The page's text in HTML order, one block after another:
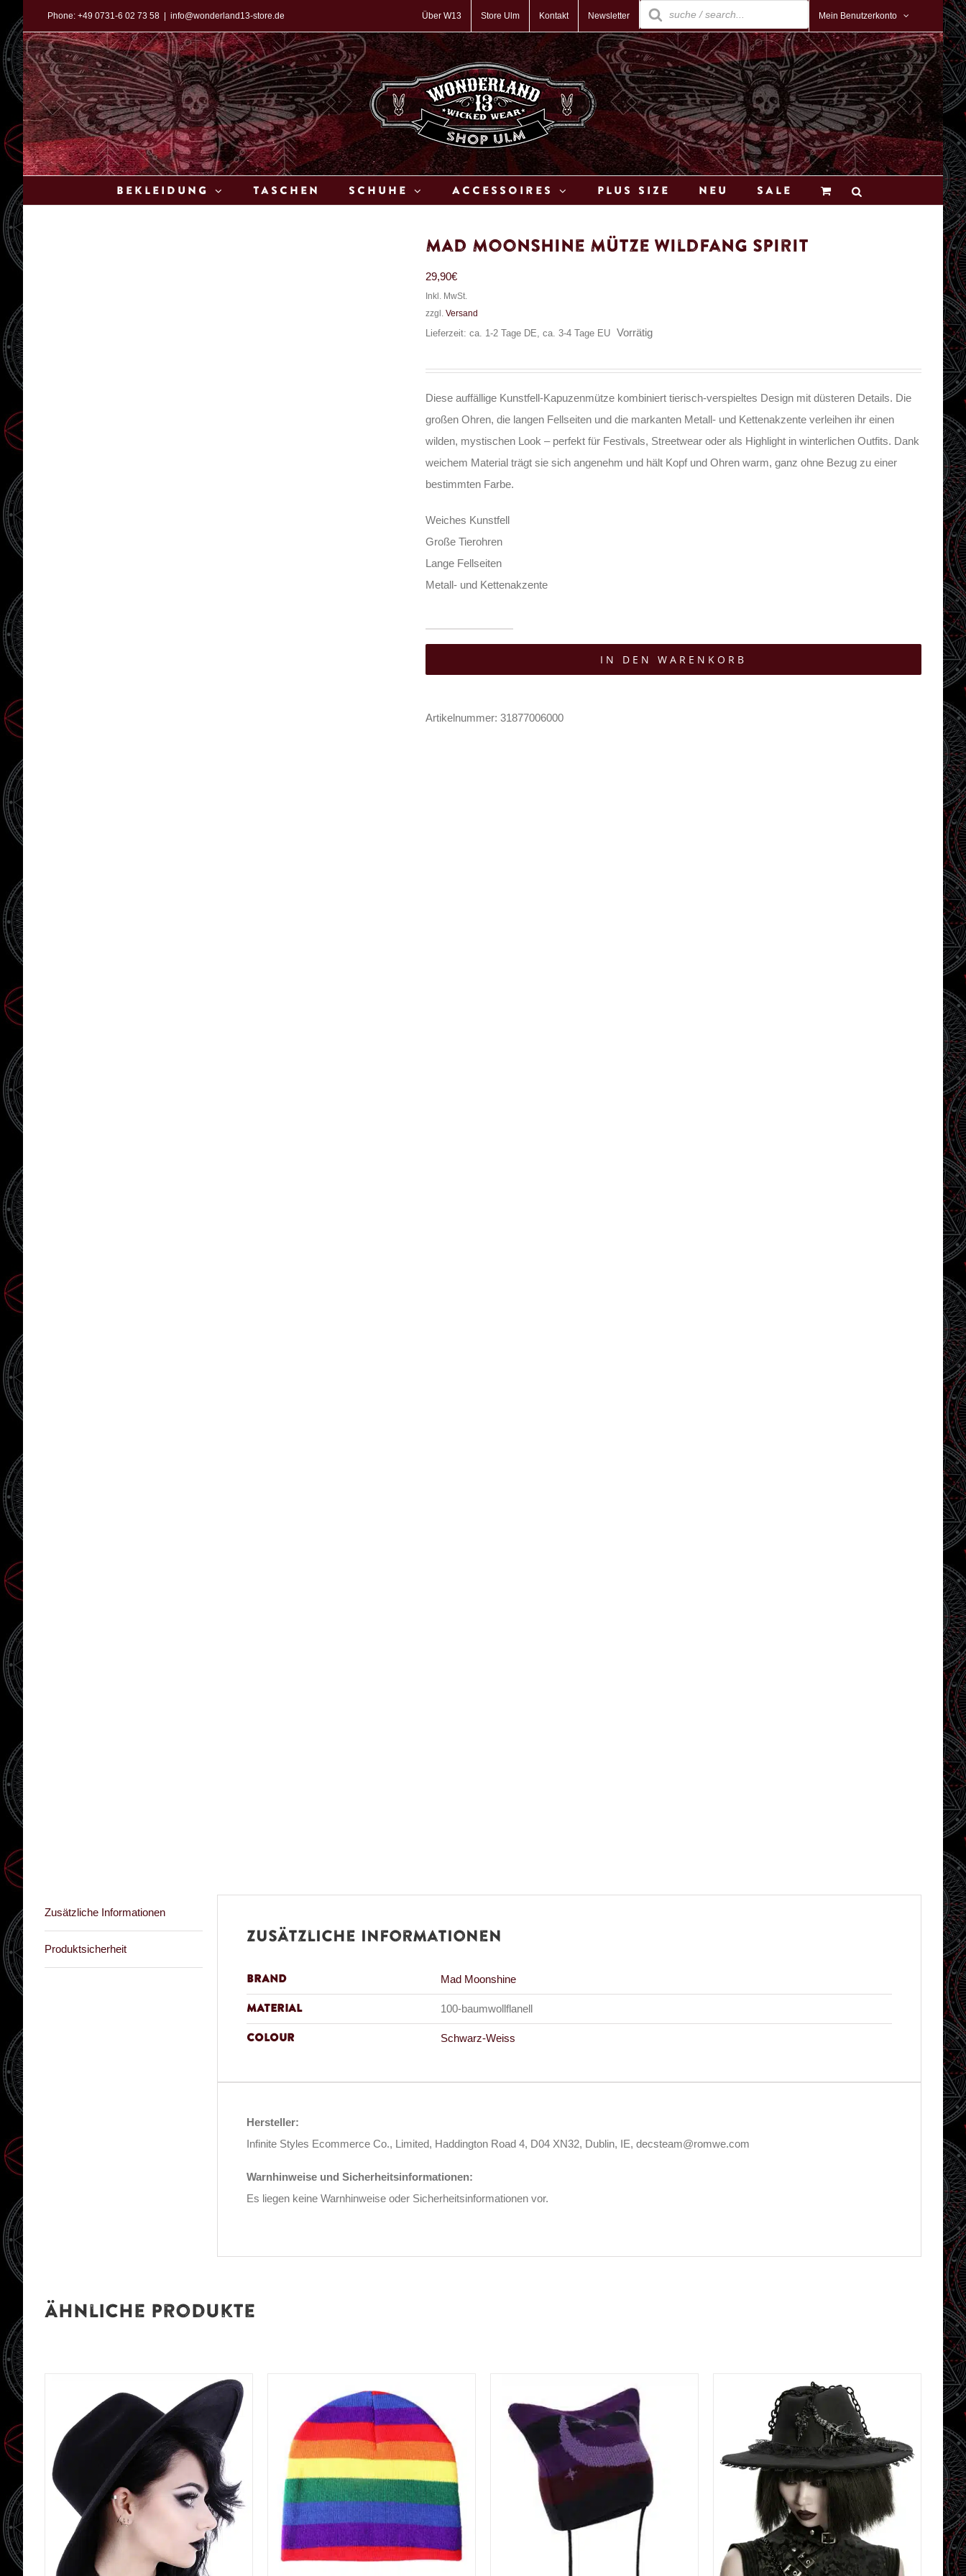
Inhalt
springen
Phone: +49 0731-6 02 73 58 info@wonderland13-store.de Über W13 Store Ulm Kontakt Newsletter
Products
search
Mein Benutzerkonto
Bekleidung Taschen Schuhe Accessoires Plus Size Neu Sale
Mad Moonshine Mütze Wildfang Spirit
29,90€
Inkl. MwSt.
zzgl. Versand
Lieferzeit: ca. 1-2 Tage DE, ca. 3-4 Tage EU
Vorrätig
Diese auffällige Kunstfell-Kapuzenmütze kombiniert tierisch-verspieltes Design mit düsteren Details. Die
großen Ohren, die langen Fellseiten und die markanten Metall- und Kettenakzente verleihen ihr einen
wilden, mystischen Look – perfekt für Festivals, Streetwear oder als Highlight in winterlichen Outfits. Dank
weichem Material trägt sie sich angenehm und hält Kopf und Ohren warm, ganz ohne Bezug zu einer
bestimmten Farbe.
Weiches Kunstfell
Große Tierohren
Lange Fellseiten
Metall- und Kettenakzente
Spirit
IN DEN WARENKORB
Artikelnummer: 31877006000
Zusätzliche Informationen
Produktsicherheit
Zusätzliche Informationen
Brand Mad Moonshine
Material 100-baumwollflanell
Colour Schwarz-Weiss
Hersteller:
Infinite Styles Ecommerce Co., Limited, Haddington Road 4, D04 XN32, Dublin, IE, decsteam@romwe.com
Warnhinweise und Sicherheitsinformationen:
Es liegen keine Warnhinweise oder Sicherheitsinformationen vor.
Ähnliche Produkte